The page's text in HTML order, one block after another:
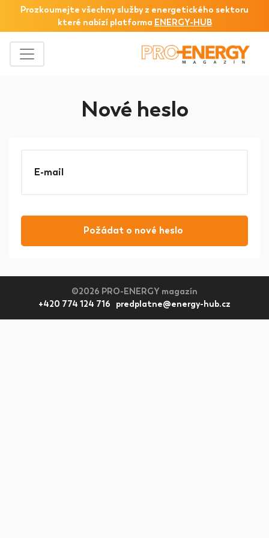
Prozkoumejte všechny služby z energetického sektoru
které nabízí platforma ENERGY-HUB
Nové heslo
E-mail
Požádat o nové heslo
©2026 PRO-ENERGY magazín
+420 774 124 716 predplatne@energy-hub.cz